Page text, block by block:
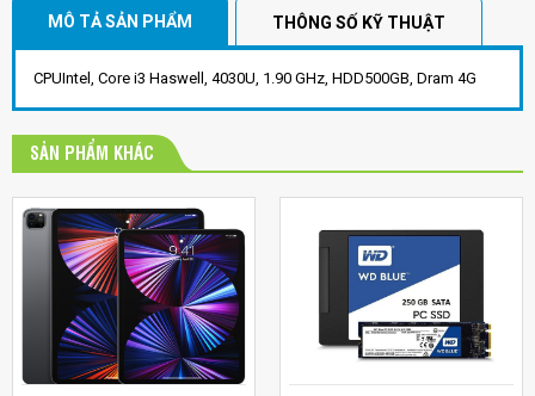
MÔ TẢ SẢN PHẨM THÔNG SỐ KỸ THUẬT
CPUIntel, Core i3 Haswell, 4030U, 1.90 GHz, HDD500GB, Dram 4G
SẢN PHẨM KHÁC